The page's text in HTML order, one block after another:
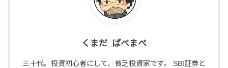
くまだ_ぱぺまぺ
三十代。投資初心者にして、貧乏投資家です。 SBI証券と